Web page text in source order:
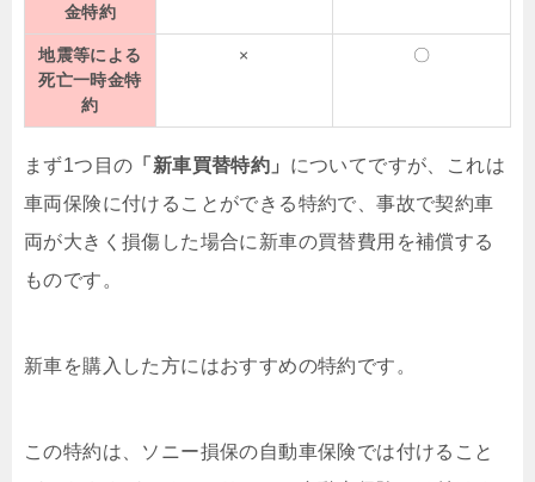
金特約
地震等による
死亡一時金特
約
× 〇
まず1つ目の 「新車買替特約」 についてですが、これは
車両保険に付けることができる特約で、事故で契約車
両が大きく損傷した場合に新車の買替費用を補償する
ものです。
新車を購入した方にはおすすめの特約です。
この特約は、ソニー損保の自動車保険では付けること